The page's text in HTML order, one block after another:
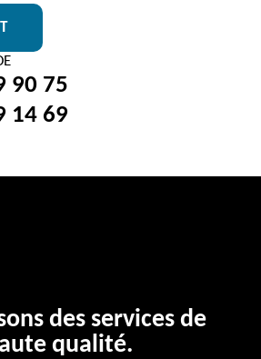
90 75
14 69
des services de
qualité.